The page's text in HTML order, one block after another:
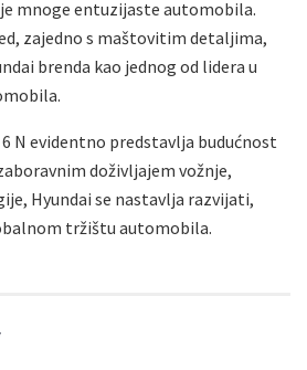
mnoge entuzijaste automobila.
zajedno s maštovitim detaljima,
brenda kao jednog od lidera u
6 N evidentno predstavlja budućnost
doživljajem vožnje,
Hyundai se nastavlja razvijati,
tržištu automobila.